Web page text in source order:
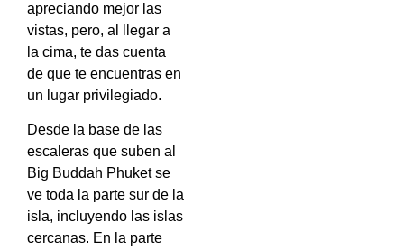
apreciando mejor las
vistas, pero, al llegar a
la cima, te das cuenta
de que te encuentras en
un lugar privilegiado.
Desde la base de las
escaleras que suben al
Big Buddah Phuket se
ve toda la parte sur de la
isla, incluyendo las islas
cercanas. En la parte